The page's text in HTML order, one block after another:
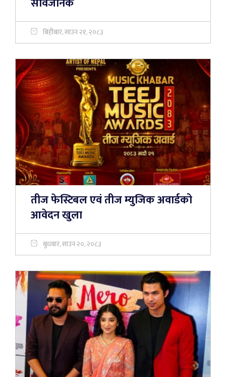
बिहीबार, साउन २१, २०८३
तीज फेस्टिबल एवं तीज म्युजिक अवार्डको
आवेदन खुला
बुधबार, साउन २०, २०८३